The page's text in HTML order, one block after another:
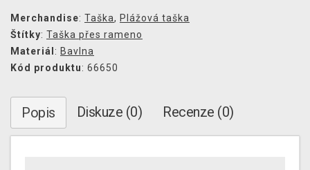
Merchandise: Taška, Plážová taška
Štítky: Taška přes rameno
Materiál : Bavlna
Kód produktu: 66650
Popis Diskuze (0) Recenze (0)